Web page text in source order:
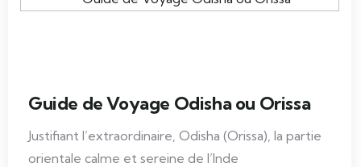
Guide de Voyage Odisha ou Orissa
Justifiant l’extraordinaire, Odisha (Orissa), la partie
orientale calme et sereine de l’Inde